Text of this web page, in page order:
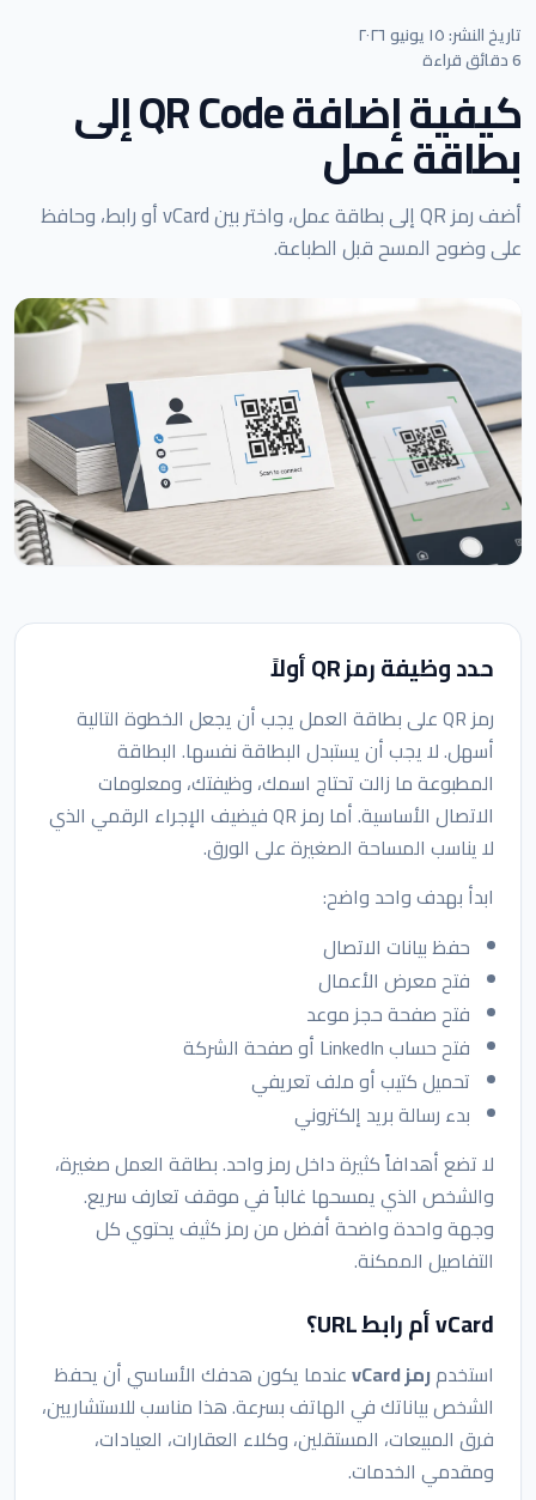
تاريخ النشر: ١٥ يونيو ٢٠٢٦
6 دقائق قراءة
كيفية إضافة QR Code إلى
بطاقة عمل
أضف رمز QR إلى بطاقة عمل، واختر بين vCard أو رابط، وحافظ
على وضوح المسح قبل الطباعة.
حدد وظيفة رمز QR أولاً
رمز QR على بطاقة العمل يجب أن يجعل الخطوة التالية
أسهل. لا يجب أن يستبدل البطاقة نفسها. البطاقة
المطبوعة ما زالت تحتاج اسمك، وظيفتك، ومعلومات
الاتصال الأساسية. أما رمز QR فيضيف الإجراء الرقمي الذي
لا يناسب المساحة الصغيرة على الورق.
ابدأ بهدف واحد واضح:
حفظ بيانات الاتصال
فتح معرض الأعمال
فتح صفحة حجز موعد
فتح حساب LinkedIn أو صفحة الشركة
تحميل كتيب أو ملف تعريفي
بدء رسالة بريد إلكتروني
لا تضع أهدافاً كثيرة داخل رمز واحد. بطاقة العمل صغيرة،
والشخص الذي يمسحها غالباً في موقف تعارف سريع.
وجهة واحدة واضحة أفضل من رمز كثيف يحتوي كل
التفاصيل الممكنة.
vCard أم رابط URL؟
استخدم رمز vCard
عندما يكون هدفك الأساسي أن يحفظ
الشخص بياناتك في الهاتف بسرعة. هذا مناسب للاستشاريين،
فرق المبيعات، المستقلين، وكلاء العقارات، العيادات،
ومقدمي الخدمات.